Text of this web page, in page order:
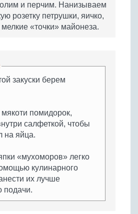
и перчим. Нанизываем
розетку петрушки, яичко,
«точки» майонеза.
закуски берем
помидорок,
салфеткой, чтобы
на яйца.
«мухоморов» легко
кулинарного
их лучше
подачи.